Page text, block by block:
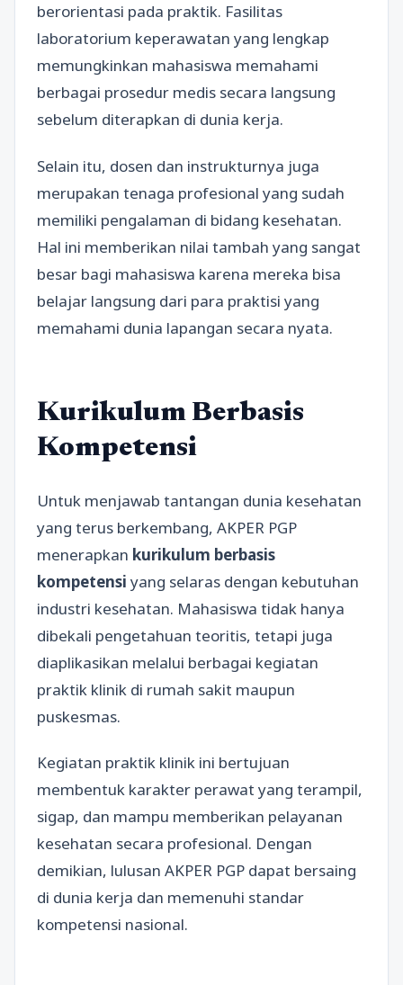
berorientasi pada praktik. Fasilitas
laboratorium keperawatan yang lengkap
memungkinkan mahasiswa memahami
berbagai prosedur medis secara langsung
sebelum diterapkan di dunia kerja.
Selain itu, dosen dan instrukturnya juga
merupakan tenaga profesional yang sudah
memiliki pengalaman di bidang kesehatan.
Hal ini memberikan nilai tambah yang sangat
besar bagi mahasiswa karena mereka bisa
belajar langsung dari para praktisi yang
memahami dunia lapangan secara nyata.
Kurikulum Berbasis
Kompetensi
Untuk menjawab tantangan dunia kesehatan
yang terus berkembang, AKPER PGP
menerapkan kurikulum berbasis
kompetensi yang selaras dengan kebutuhan
industri kesehatan. Mahasiswa tidak hanya
dibekali pengetahuan teoritis, tetapi juga
diaplikasikan melalui berbagai kegiatan
praktik klinik di rumah sakit maupun
puskesmas.
Kegiatan praktik klinik ini bertujuan
membentuk karakter perawat yang terampil,
sigap, dan mampu memberikan pelayanan
kesehatan secara profesional. Dengan
demikian, lulusan AKPER PGP dapat bersaing
di dunia kerja dan memenuhi standar
kompetensi nasional.